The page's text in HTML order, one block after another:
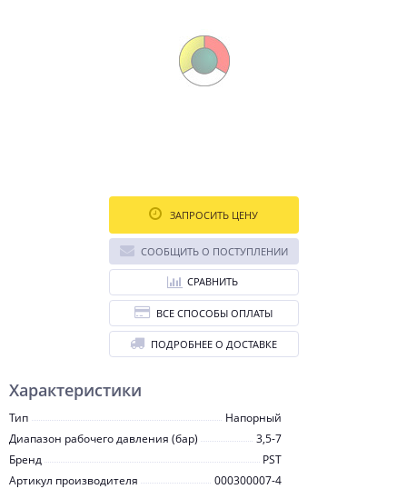
Характеристики
Тип
Напорный
Диапазон рабочего давления (бар)
3,5-7
Бренд
PST
Артикул производителя
000300007-4
ЗАПРОСИТЬ ЦЕНУ
СООБЩИТЬ О ПОСТУПЛЕНИИ
СРАВНИТЬ
ВСЕ СПОСОБЫ ОПЛАТЫ
ПОДРОБНЕЕ О ДОСТАВКЕ